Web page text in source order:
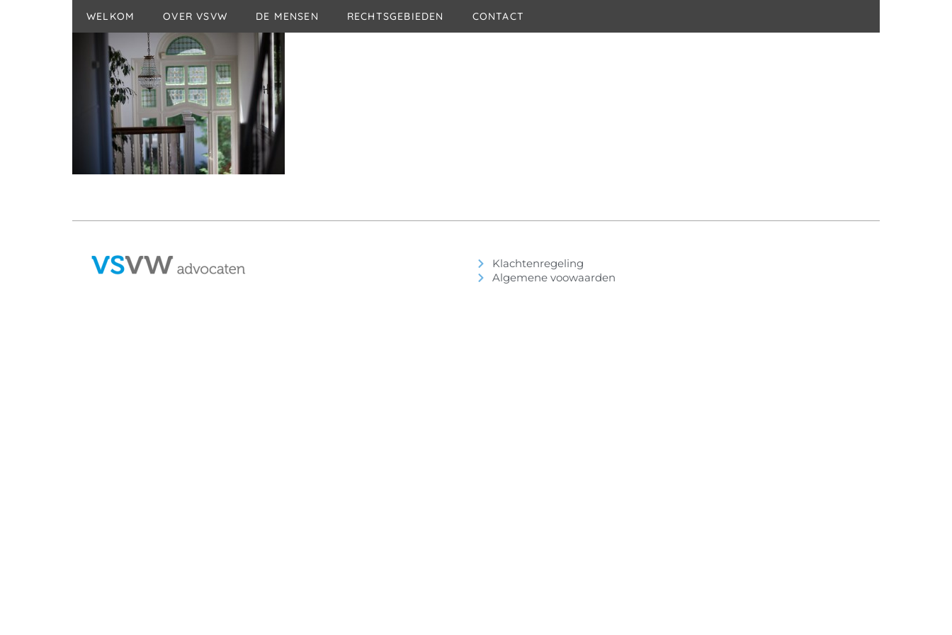
WELKOM OVER VSVW DE MENSEN RECHTSGEBIEDEN CONTACT
Klachtenregeling
Algemene voowaarden